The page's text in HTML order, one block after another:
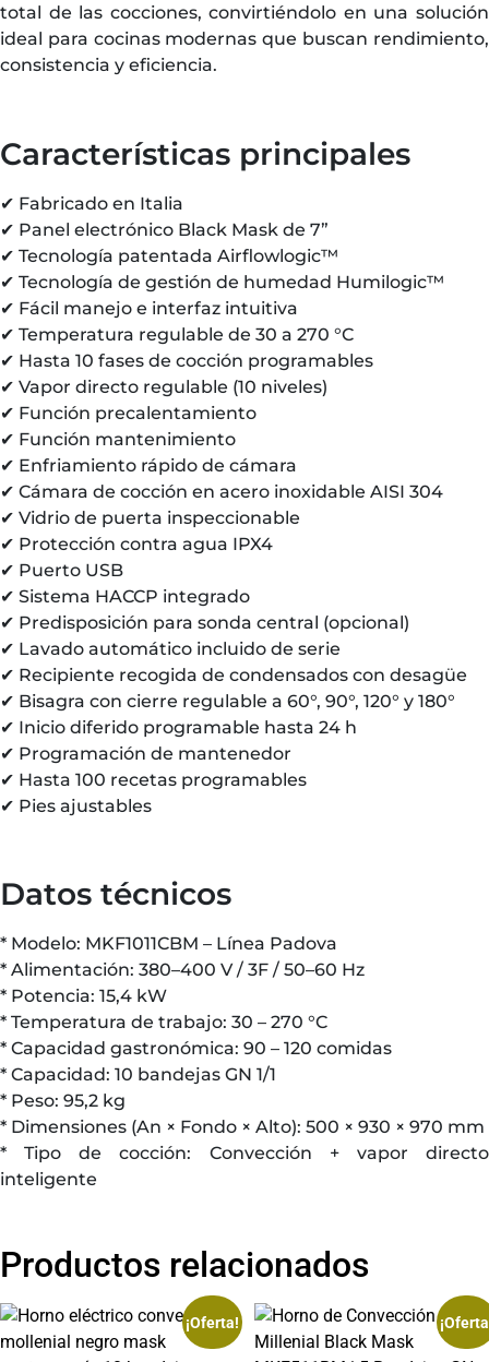
total de las cocciones, convirtiéndolo en una solución
ideal para cocinas modernas que buscan rendimiento,
consistencia y eficiencia.
Características principales
✔ Fabricado en Italia
✔ Panel electrónico Black Mask de 7”
✔ Tecnología patentada Airflowlogic™
✔ Tecnología de gestión de humedad Humilogic™
✔ Fácil manejo e interfaz intuitiva
✔ Temperatura regulable de 30 a 270 °C
✔ Hasta 10 fases de cocción programables
✔ Vapor directo regulable (10 niveles)
✔ Función precalentamiento
✔ Función mantenimiento
✔ Enfriamiento rápido de cámara
✔ Cámara de cocción en acero inoxidable AISI 304
✔ Vidrio de puerta inspeccionable
✔ Protección contra agua IPX4
✔ Puerto USB
✔ Sistema HACCP integrado
✔ Predisposición para sonda central (opcional)
✔ Lavado automático incluido de serie
✔ Recipiente recogida de condensados con desagüe
✔ Bisagra con cierre regulable a 60°, 90°, 120° y 180°
✔ Inicio diferido programable hasta 24 h
✔ Programación de mantenedor
✔ Hasta 100 recetas programables
✔ Pies ajustables
Datos técnicos
* Modelo: MKF1011CBM – Línea Padova
* Alimentación: 380–400 V / 3F / 50–60 Hz
* Potencia: 15,4 kW
* Temperatura de trabajo: 30 – 270 °C
* Capacidad gastronómica: 90 – 120 comidas
* Capacidad: 10 bandejas GN 1/1
* Peso: 95,2 kg
* Dimensiones (An × Fondo × Alto): 500 × 930 × 970 mm
* Tipo de cocción: Convección + vapor directo
inteligente
Productos relacionados
¡Oferta!